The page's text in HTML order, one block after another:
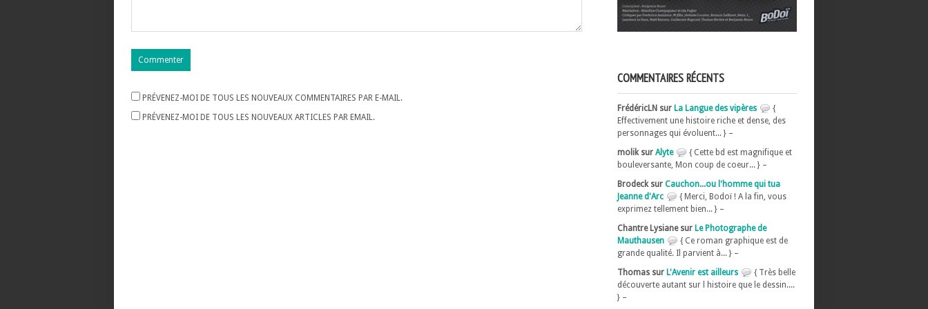
PRÉVENEZ-MOI DE TOUS LES NOUVEAUX COMMENTAIRES PAR E-MAIL.
PRÉVENEZ-MOI DE TOUS LES NOUVEAUX ARTICLES PAR EMAIL.
COMMENTAIRES RÉCENTS
FrédéricLN sur La Langue des vipères
{
Effectivement une histoire riche et dense, des
personnages qui évoluent... } –
molik sur Alyte
{ Cette bd est magnifique et
bouleversante, Mon coup de coeur... } –
Brodeck sur Cauchon...ou l'homme qui tua
Jeanne d'Arc
{ Merci, Bodoï ! A la fin, vous
exprimez tellement bien... } –
Chantre Lysiane sur Le Photographe de
Mauthausen
{ Ce roman graphique est de
grande qualité. Il parvient à... } –
Thomas sur L'Avenir est ailleurs
{ Très belle
découverte autant sur l histoire que le dessin....
} –